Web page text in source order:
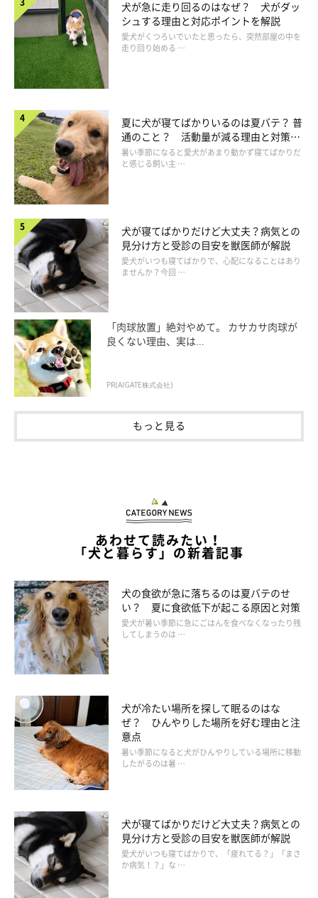
ごほうびなしでしつけをする
いぬのきもち投稿写真ギャラリー
しつけの練習中、犬はごほうびをモチベーションにしています。
しかし、飼い主さんによっては「物で釣っている感じがする」
「ごほうびばかりで犬が太りそう」と考えて、ごほうびなしでし
が、犬にとっては迷惑な話です。飼い主さんが「いいこ」と言葉
で伝えても、ごほうびがないと犬は褒められていると理解できま
せん。
おやつを小さめに切って1日の摂取カロリーを守って与えていれ
けをした方が、飼い主さんも犬もストレスが溜まりにくいでしょ
う。
飼い主さんがついやってしまいがちな、犬へのおせっかいをご紹
犬が急に走り回るのはなぜ？ 犬がダッ
シュする理由と対応ポイントを解説
愛犬がくつろいでいたと思ったら、突然部屋の中を
走り回り始める …
夏に犬が寝てばかりいるのは夏バテ？ 普
通のこと？ 活動量が減る理由と対策と
は
暑い季節になると愛犬があまり動かず寝てばかりだ
と感じる飼い主 …
犬が寝てばかりだけど大丈夫？病気との
見分け方と受診の目安を獣医師が解説
愛犬がいつも寝てばかりで、心配になることはあり
ませんか？今回 …
「肉球放置」絶対やめて。 カサカサ肉球が
良くない理由、実は...
PR(AIGATE株式会社)
もっと見る
あわせて読みたい！
「犬と暮らす」の新着記事
犬の食欲が急に落ちるのは夏バテのせ
い？ 夏に食欲低下が起こる原因と対策
愛犬が暑い季節に急にごはんを食べなくなったり残
してしまうのは …
犬が冷たい場所を探して眠るのはな
ぜ？ ひんやりした場所を好む理由と注
意点
暑い季節になると犬がひんやりしている場所に移動
したがるのは暑 …
犬が寝てばかりだけど大丈夫？病気との
見分け方と受診の目安を獣医師が解説
愛犬がいつも寝てばかりで、「疲れてる？」「まさ
か病気！？」な …